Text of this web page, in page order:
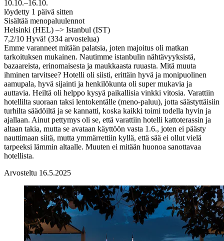
10.10.–16.10.
löydetty 1 päivä sitten
Sisältää menopaluulennot
Helsinki (HEL) –> Istanbul (IST)
7,2/10 Hyvä! (334 arvostelua)
Emme varanneet mitään palatsia, joten majoitus oli matkan
tarkoituksen mukainen. Nautimme istanbulin nähtävyyksistä,
bazaareista, erinomaisesta ja maukkaasta ruuasta. Mitä muuta
ihminen tarvitsee? Hotelli oli siisti, erittäin hyvä ja monipuolinen
aamupala, hyvä sijainti ja henkilökunta oli super mukavia ja
auttavia. Heiltä oli helppo kysyä paikallisia vinkki vitosia. Varattiin
hotellilta suoraan taksi lentokentälle (meno-paluu), jotta säästyttäisiin
turhilta säädöiltä ja se kannatti, koska kaikki toimi todella hyvin ja
ajallaan. Ainut pettymys oli se, että varattiin hotelli kattoterassin ja
altaan takia, mutta se avataan käyttöön vasta 1.6., joten ei päästy
nauttimaan siitä, mutta ymmärrettiin kyllä, että sää ei ollut vielä
tarpeeksi lämmin altaalle. Muuten ei mitään huonoa sanottavaa
hotellista.
Arvosteltu 16.5.2025